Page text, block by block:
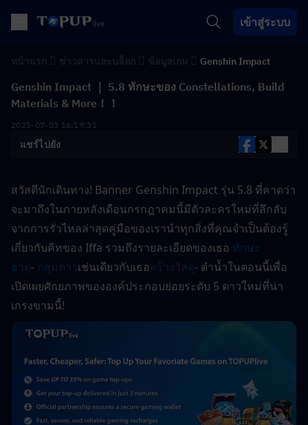
เข้าสู่ระบบ
Genshin Impact
Genshin Impact ｜ 5.8 ทักษะของ Constellations, Build
Materials & More！！
2025-07-03 16:19:31
แชร์ไปยัง
สวัสดีนักเดินทาง! Banner Genshin Impact รุ่น 5.8 ที่คาดว่า
จะมาถึงในภายหลังเดือนกรกฎาคมนี้มีตัวละครใหม่ที่ลึกลับ
จากการรั่วไหลล่าสุดคู่มือของเรานำทุกสิ่งที่คุณจำเป็นต้องรู้
เกี่ยวกับคิทของ Iffa รวมถึงรายละเอียดของเธอ ทักษะ
ธาตุ- กลุ่มดาวเช่นเดียวกับเธอสร้างวัสดุ- ดำน้ำในตอนนี้เพื่อ
เปิดเผยศักยภาพขององค์ประกอบย่อยระดับ 5 ดาวใหม่ที่น่า
เกรงขามนี้!